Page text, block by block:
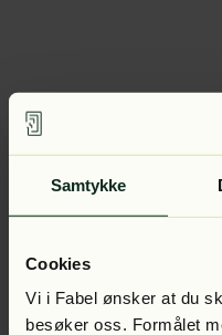
Samtykke
Cookies
Vi i Fabel ønsker at du
besøker oss. Formålet